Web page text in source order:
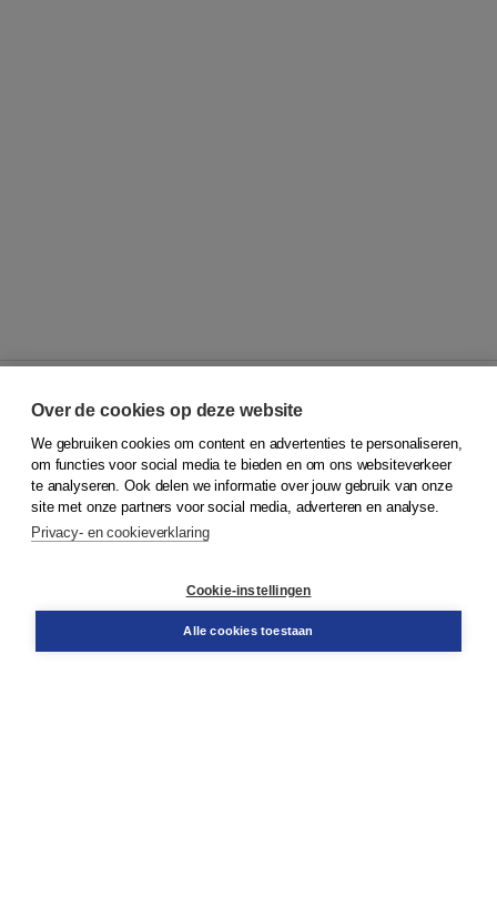
© 2026Koninklijke Boom uitgevers
Klantenservice
Service & informatie
Contact
Over de cookies op deze website
We gebruiken cookies om content en advertenties te personaliseren,
om functies voor social media te bieden en om ons websiteverkeer
te analyseren. Ook delen we informatie over jouw gebruik van onze
site met onze partners voor social media, adverteren en analyse.
Privacy- en cookieverklaring
Cookie-instellingen
Alle cookies toestaan